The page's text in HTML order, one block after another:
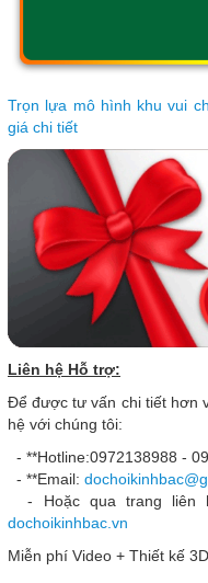
Trọn lựa mô hình khu vui
giá chi tiết
Liên hệ Hỗ trợ:
Để được tư vấn chi tiết hơn
hệ với chúng tôi:
- **Hotline:0972138988 -
- **Email:
- Hoặc qua trang liên
dochoikinhbac.vn
Miễn phí Video + Thiết kế